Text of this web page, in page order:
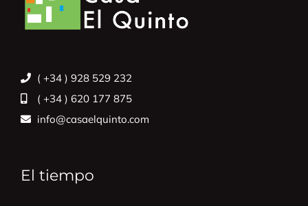
( +34 ) 928 529 232
( +34 ) 620 177 875
info@casaelquinto.com
El tiempo